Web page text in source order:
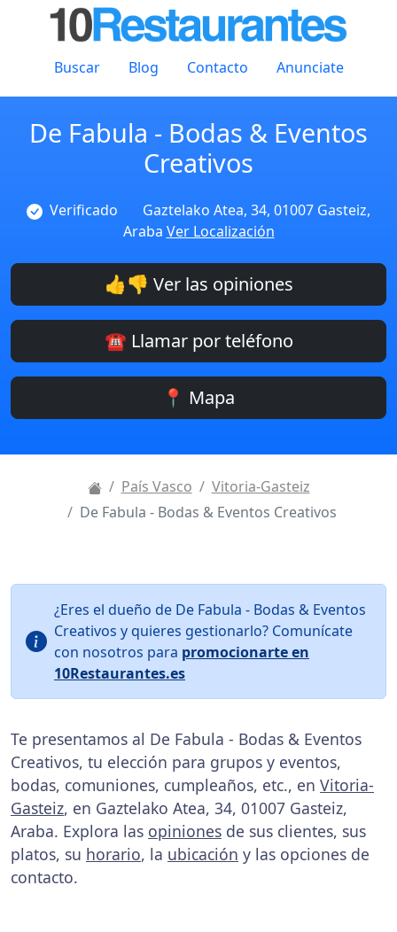
Buscar Blog Contacto Anunciate
De Fabula - Bodas & Eventos
Creativos
Verificado
Gaztelako Atea, 34, 01007 Gasteiz,
Araba Ver Localización
👍👎 Ver las opiniones
☎️ Llamar por teléfono
📍 Mapa
País Vasco
Vitoria-Gasteiz
De Fabula - Bodas & Eventos Creativos
¿Eres el dueño de De Fabula - Bodas & Eventos
Creativos y quieres gestionarlo? Comunícate
con nosotros para promocionarte en
10Restaurantes.es
Te presentamos al De Fabula - Bodas & Eventos
Creativos, tu elección para grupos y eventos,
bodas, comuniones, cumpleaños, etc., en Vitoria-
Gasteiz, en Gaztelako Atea, 34, 01007 Gasteiz,
Araba. Explora las opiniones de sus clientes, sus
platos, su horario, la ubicación y las opciones de
contacto.